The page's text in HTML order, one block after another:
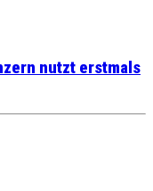
nutzt erstmals